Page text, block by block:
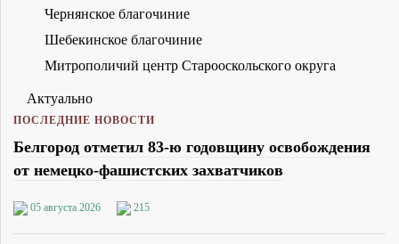
Чернянское благочиние
Шебекинское благочиние
Митрополичий центр Старооскольского округа
Актуально
ПОСЛЕДНИЕ НОВОСТИ
Белгород отметил 83-ю годовщину освобождения
от немецко-фашистских захватчиков
05 августа 2026 215